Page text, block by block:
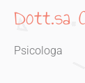
Dott.sa
Psicologa